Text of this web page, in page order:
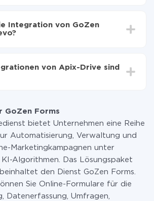
übertragen
es 10-15 Minuten.
Integration von GoZen
Datenmenge, die über unseren
System auf ein anderes übertragen
zu Tarifen
von Apix-Drive sind
GoZen Forms
bietet Unternehmen eine Reihe
Automatisierung, Verwaltung und
Marketingkampagnen unter
Algorithmen. Das Lösungspaket
den Dienst GoZen Forms.
Sie Online-Formulare für die
Datenerfassung, Umfragen,